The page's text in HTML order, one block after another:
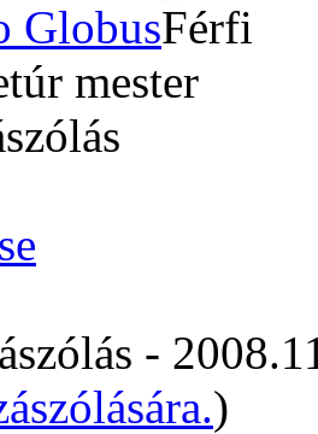
Globus
mester
-
)